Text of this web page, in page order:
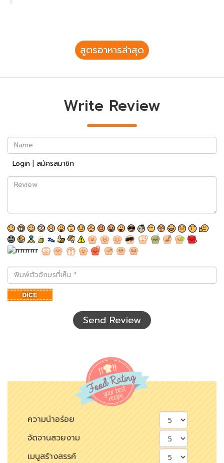
สูตรอาหารล่าสุด
Write Review
Name
Login | สมัครสมาชิก
Review
พิมพ์
ตัว
อักษร
ที่
Send Review
ความน่าอร่อย
จัดจานสวยงาม
เมนูสร้างสรรค์